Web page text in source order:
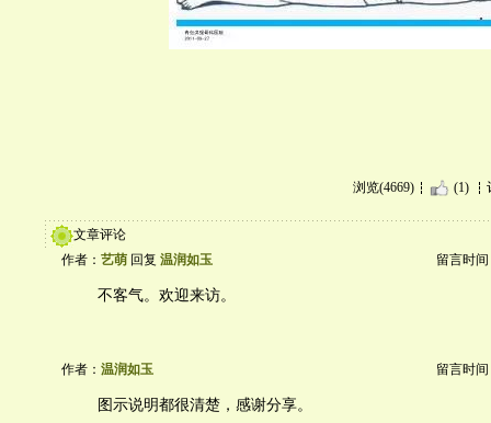
浏览(4669) (1)
文章评论
作者： 艺萌 回复 温润如玉 留言时间
不客气。欢迎来访。
作者： 温润如玉 留言时间
图示说明都很清楚，感谢分享。